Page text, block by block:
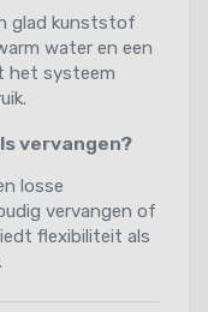
glad kunststof
water en een
het systeem
vervangen?
losse
vervangen of
flexibiliteit als